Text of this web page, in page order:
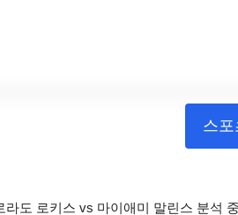
스포
도 로키스 vs 마이애미 말린스 분석 중